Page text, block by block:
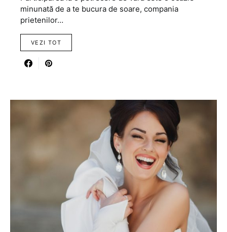
minunată de a te bucura de soare, compania
prietenilor…
VEZI TOT